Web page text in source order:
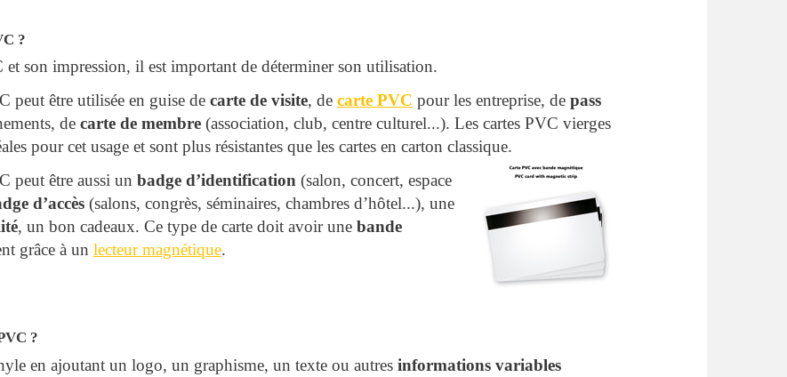
?
son impression, il est important de déterminer son utilisation.
peut être utilisée en guise de carte de visite, de carte PVC pour les entreprise, de pass
de carte de membre (association, club, centre culturel...). Les cartes PVC vierges
pour cet usage et sont plus résistantes que les cartes en carton classique.
peut être aussi un badge d’identification (salon, concert, espace
d’accès (salons, congrès, séminaires, chambres d’hôtel...), une
, un bon cadeaux. Ce type de carte doit avoir une bande
grâce à un lecteur magnétique.
?
en ajoutant un logo, un graphisme, un texte ou autres informations variables